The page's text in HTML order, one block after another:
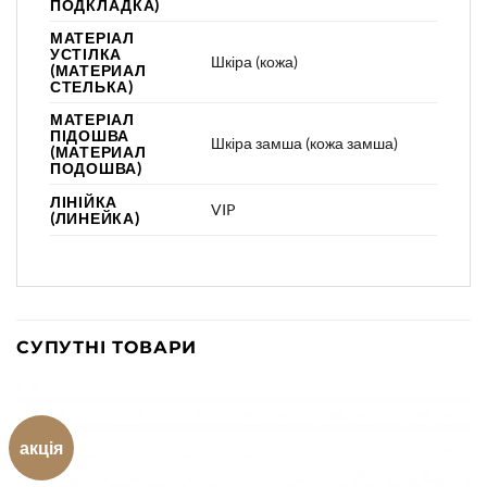
ПОДКЛАДКА)
МАТЕРІАЛ
УСТІЛКА
(МАТЕРИАЛ
СТЕЛЬКА)
Шкіра (кожа)
МАТЕРІАЛ
ПІДОШВА
(МАТЕРИАЛ
ПОДОШВА)
Шкіра замша (кожа замша)
ЛІНІЙКА
(ЛИНЕЙКА)
VIP
СУПУТНІ ТОВАРИ
акція